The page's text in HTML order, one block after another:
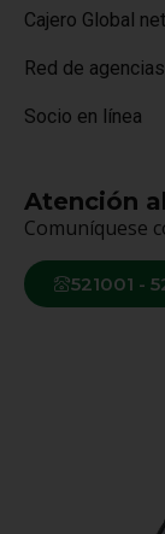
Cajero Global net
Red de agencias
Socio en línea
Atención
Comuníquese
521001 -